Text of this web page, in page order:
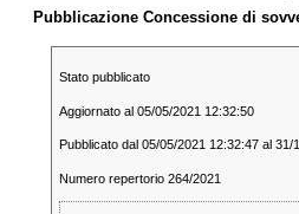
Pubblicazione Concessione di
Stato pubblicato
Aggiornato al 05/05/2021 12:32:50
Pubblicato dal 05/05/2021 12:32:47 al 31/
Numero repertorio 264/2021